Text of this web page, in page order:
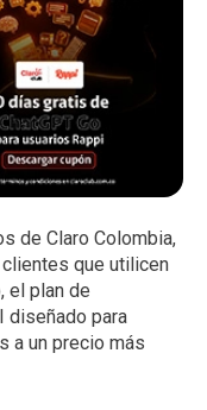
de Claro Colombia,
que utilicen
, el plan de
diseñado para
a un precio más